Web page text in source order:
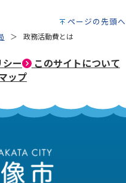
ページの先頭へ
政務活動費とは
ー
このサイトについて
ップ